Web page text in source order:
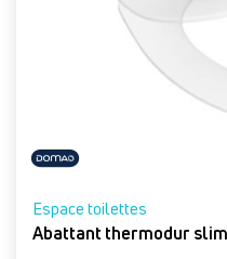
Espace toilettes